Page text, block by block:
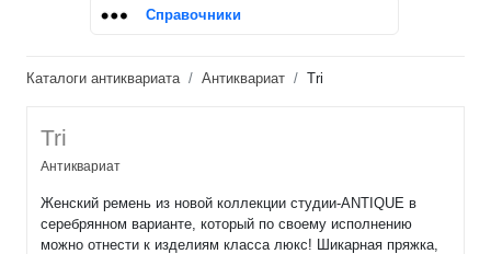
Справочники
Каталоги антиквариата Антиквариат Tri
Tri
Антиквариат
Женский ремень из новой коллекции студии-ANTIQUE в
серебрянном варианте, который по своему исполнению
можно отнести к изделиям класса люкс! Шикарная пряжка,